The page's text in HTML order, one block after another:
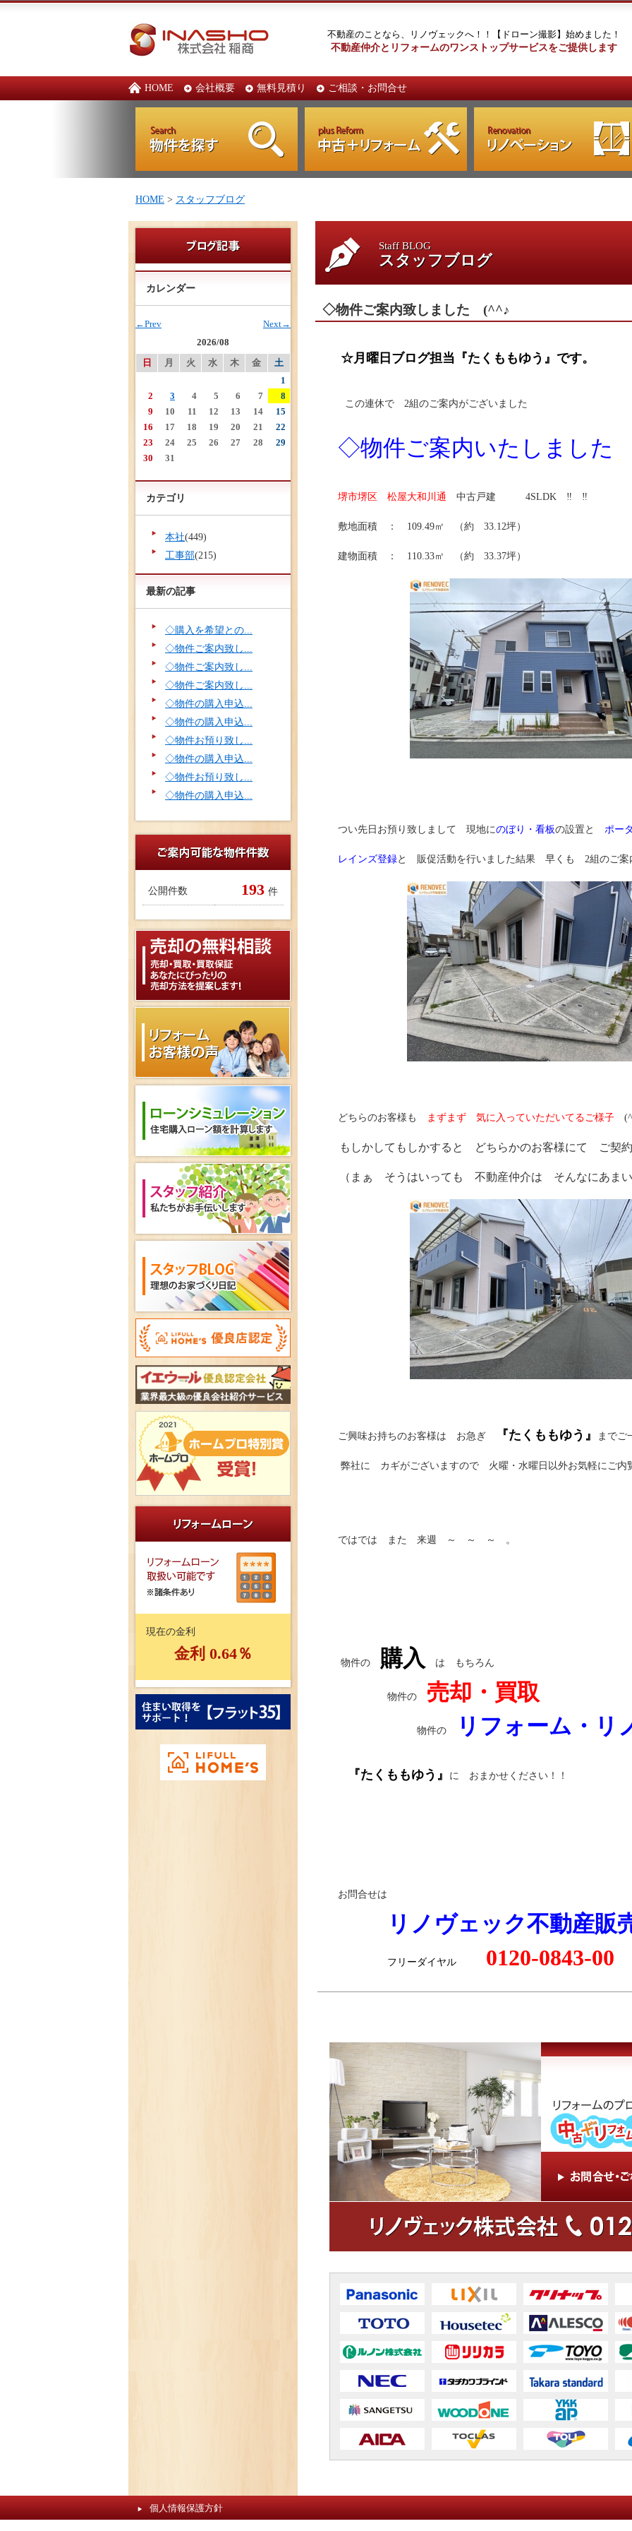
不動産のことなら、リノヴェックへ！！【ドローン撮影】始めました！
不動産仲介とリフォームのワンストップサービスをご提供します
HOME 会社概要 無料見積り ご相談・お問合せ
HOME > スタッフブログ
カレンダー
←Prev
Next→
2026/08
日
月 火 水 木 金
土
1
2
3 4 5 6 7
8
9
10 11 12 13 14
15
16
17 18 19 20 21
22
23
24 25 26 27 28
29
30
31
カテゴリ
本社(449)
工事部(215)
最新の記事
◇購入を希望との...
◇物件ご案内致し...
◇物件ご案内致し...
◇物件ご案内致し...
◇物件の購入申込...
◇物件の購入申込...
◇物件お預り致し...
◇物件の購入申込...
◇物件お預り致し...
◇物件の購入申込...
公開件数 193 件
現在の金利
金利 0.64％
Staff BLOG
スタッフブログ
◇物件ご案内致しました (^^♪
☆月曜日ブログ担当『たくももゆう』です。
この連休で 2組のご案内がございました
◇物件ご案内いたしまし
堺市堺区 松屋大和川通 中古戸建 4SLDK ‼ ‼
敷地面積 ： 109.49㎡ （約 33.12坪）
建物面積 ： 110.33㎡ （約 33.37坪）
つい先日お預り致しまして 現地にのぼり・看板の設置と ポー
レインズ登録と 販促活動を行いました結果 早くも 2組のご
どちらのお客様も まずまず 気に入っていただいてるご様子
もしかしてもしかすると どちらかのお客様にて ご契約
（まぁ そうはいっても 不動産仲介は そんなにあ
ご興味お持ちのお客様は お急ぎ 『たくももゆう』 まで
弊社に カギがございますので 火曜・水曜日以外お気軽にご
ではでは また 来週 ～ ～ ～ 。
物件の 購入 は もちろん
物件の 売却・買取
物件の リフォーム・リ
『たくももゆう』 に おまかせください！！
お問合せは
リノヴェック不動産販
フリーダイヤル 0120-0843-00
個人情報保護方針